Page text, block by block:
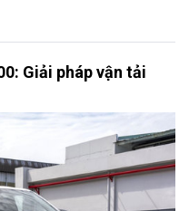
Giải pháp vận tải